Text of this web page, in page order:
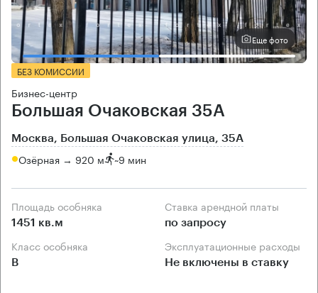
Еще фото
БЕЗ КОМИССИИ
Бизнес-центр
Большая Очаковская 35А
Москва, Большая Очаковская улица, 35А
Озёрная → 920 м ~9 мин
Площадь особняка
1451 кв.м
Ставка арендной платы
по запросу
Класс особняка
B
Эксплуатационные расходы
Не включены в ставку